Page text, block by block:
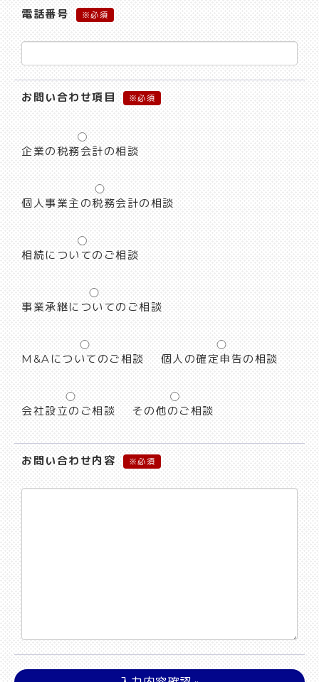
電話番号 ※
お問い合わせ項目 ※
企業の税務会計の相談
個人事業主の税務会計の相談
相続についてのご相談
事業承継についてのご相談
M&Aについてのご相談 個人の確定申告の相談
会社設立のご相談 その他のご相談
お問い合わせ内容 ※